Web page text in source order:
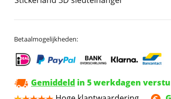
Betaalmogelijkheden:
Gemiddeld in 5 werkdagen